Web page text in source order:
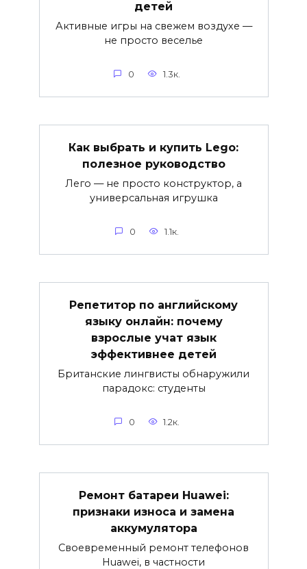
детей
Активные игры на свежем воздухе —
не просто веселье
0 1.3к.
Как выбрать и купить Lego:
полезное руководство
Лего — не просто конструктор, а
универсальная игрушка
0 1.1к.
Репетитор по английскому
языку онлайн: почему
взрослые учат язык
эффективнее детей
Британские лингвисты обнаружили
парадокс: студенты
0 1.2к.
Ремонт батареи Huawei:
признаки износа и замена
аккумулятора
Своевременный ремонт телефонов
Huawei, в частности